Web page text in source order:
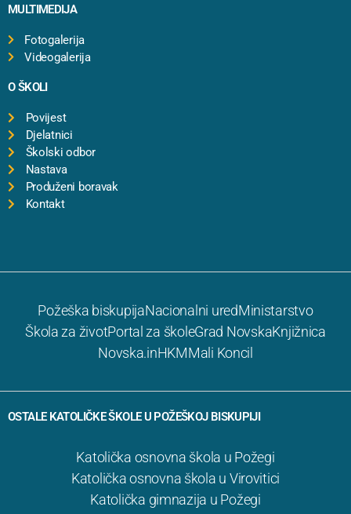
MULTIMEDIJA
Fotogalerija
Videogalerija
O ŠKOLI
Povijest
Djelatnici
Školski odbor
Nastava
Produženi boravak
Kontakt
Požeška biskupijaNacionalni uredMinistarstvo
Škola za životPortal za školeGrad NovskaKnjižnica
Novska.inHKMMali Koncil
OSTALE KATOLIČKE ŠKOLE U POŽEŠKOJ BISKUPIJI
Katolička osnovna škola u Požegi
Katolička osnovna škola u Virovitici
Katolička gimnazija u Požegi